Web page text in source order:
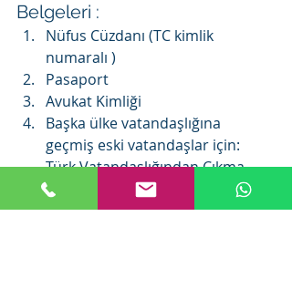
Belgeleri :
Nüfus Cüzdanı (TC kimlik
numaralı )
Pasaport
Avukat Kimliği
Başka ülke vatandaşlığına
geçmiş eski vatandaşlar için:
Türk Vatandaşlığından Çıkma
Belgesi ve vatandaşlığa geçilen
ülkenin verdiği Kimlik Belgesi